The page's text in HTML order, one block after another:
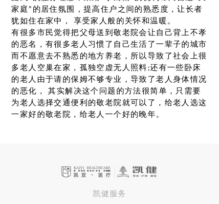
家庭”的居住氛围，提高住户之间的熟悉度，让长者
犹如住在家中， 享受家人般的关怀和温暖。
有很多市民觉得把父母送到敬老院会让自己背上不孝
的恶名，有很多老人习惯了自己生活了一辈子的城市
而不愿意去不熟悉的地方养老，所以导致了社会上很
多老人空巢在家，孤独空虚无人照料;还有一些卧床
的老人由于请的保姆不够专业，导致了老人身体情况
的恶化， 其实解决这个问题的方法很简单，只需要
为老人选择交通便利的敬老院就可以了，给老人选这
一家好的敬老院，给老人一个好的晚年。
凯健服务